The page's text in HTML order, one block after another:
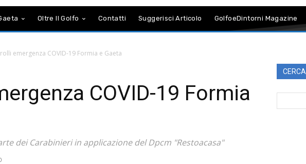
Oltre Il Golfo Contatti Suggerisci Articolo GolfoeDintorni Magazine
emergenza COVID-19 Formia e Gaeta
COVID-19 Formia
dei Carabinieri in applicazione del Dpcm "Restoacasa"
CERCA